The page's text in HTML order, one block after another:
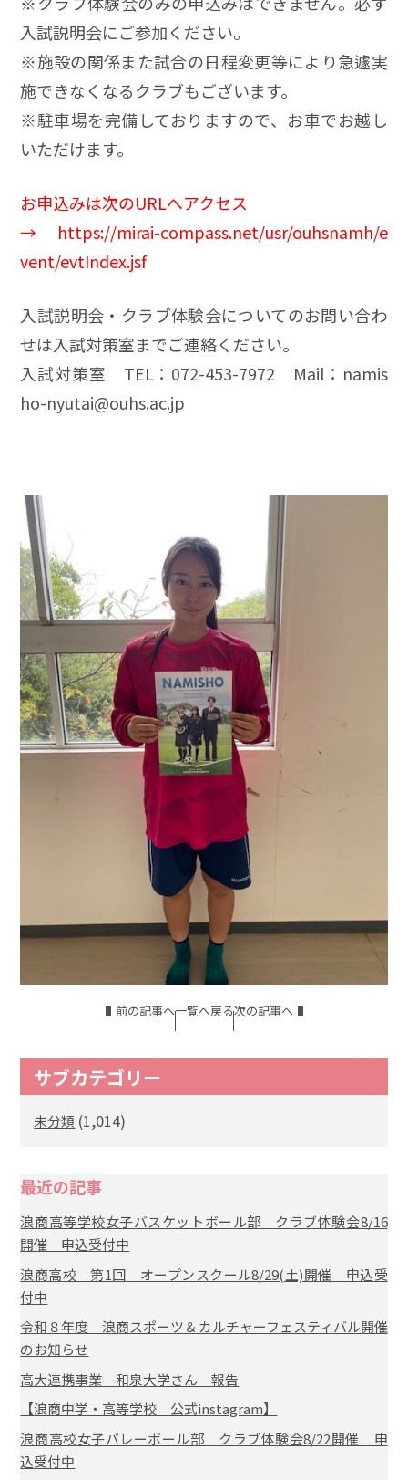
入試説明会にご参加ください。
※施設の関係また試合の日程変更等により急遽実
施できなくなるクラブもございます。
※駐車場を完備しておりますので、お車でお越し
いただけます。
お申込みは次のURLへアクセス
→ https://mirai-compass.net/usr/ouhsnamh/e
vent/evtIndex.jsf
入試説明会・クラブ体験会についてのお問い合わ
せは入試対策室までご連絡ください。
入試対策室 TEL：072-453-7972 Mail：namis
ho-nyutai@ouhs.ac.jp
前の記事へ一覧へ戻る次の記事へ
サブカテゴリー
未分類 (1,014)
最近の記事
浪商高等学校女子バスケットボール部 クラブ体験会8/16
開催 申込受付中
浪商高校 第1回 オープンスクール8/29(土)開催 申込受
付中
令和８年度 浪商スポーツ＆カルチャーフェスティバル開催
のお知らせ
高大連携事業 和泉大学さん 報告
【浪商中学・高等学校 公式instagram】
浪商高校女子バレーボール部 クラブ体験会8/22開催 申
込受付中